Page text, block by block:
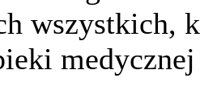
wszystkich,